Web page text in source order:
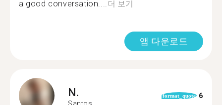
a good conversation....더 보기
앱 다운로드
N.
Santos
format_quote 6